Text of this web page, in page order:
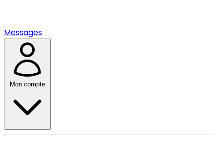
Messages
Mon compte